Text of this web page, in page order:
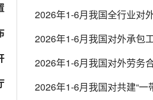
2026年1-6月我国全行业对
2026年1-6月我国对外承包
2026年1-6月我国对外劳务
2026年1-6月我国对共建“一